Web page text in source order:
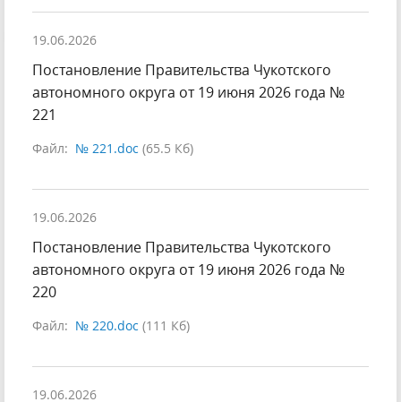
19.06.2026
Постановление Правительства Чукотского
автономного округа от 19 июня 2026 года №
221
Файл: № 221.doc (65.5 Кб)
19.06.2026
Постановление Правительства Чукотского
автономного округа от 19 июня 2026 года №
220
Файл: № 220.doc (111 Кб)
19.06.2026